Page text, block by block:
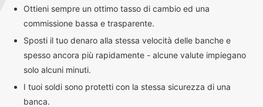
Ottieni sempre un ottimo tasso di cambio ed una
commissione bassa e trasparente.
Sposti il tuo denaro alla stessa velocità delle banche e
spesso ancora più rapidamente - alcune valute impiegano
solo alcuni minuti.
I tuoi soldi sono protetti con la stessa sicurezza di una
banca.